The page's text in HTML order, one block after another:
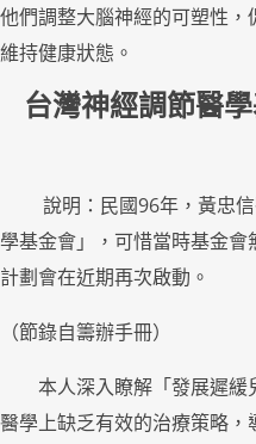
他們調整大腦神經的可塑性
維持健康狀態。
台灣神經調節醫
說明：民國96年，黃忠
學基金會」，可惜當時基金
計劃會在近期再次啟動。
（節錄自籌辦手冊）
本人深入瞭解「發展遲緩
醫學上缺乏有效的治療策略